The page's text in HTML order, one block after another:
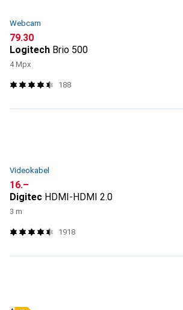
Webcam
CHF
79.30
Logitech Brio 500
4 Mpx
188
Videokabel
CHF
16.–
Digitec HDMI-HDMI 2.0
3 m
1918